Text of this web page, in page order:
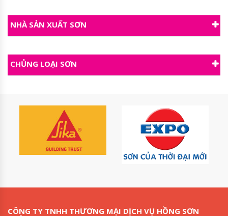
NHÀ SẢN XUẤT SƠN
CHỦNG LOẠI SƠN
CÔNG TY TNHH THƯƠNG MẠI DỊCH VỤ HỒNG SƠN